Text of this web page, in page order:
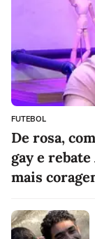
FUTEBOL
De rosa,
gay e
mais